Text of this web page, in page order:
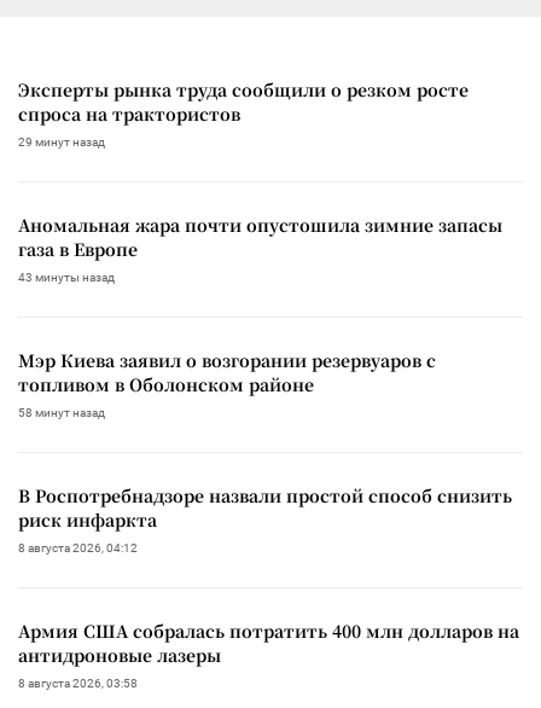
Эксперты рынка труда сообщили о резком росте
спроса на трактористов
29 минут назад
Аномальная жара почти опустошила зимние запасы
газа в Европе
43 минуты назад
Мэр Киева заявил о возгорании резервуаров с
топливом в Оболонском районе
58 минут назад
В Роспотребнадзоре назвали простой способ снизить
риск инфаркта
8 августа 2026, 04:12
Армия США собралась потратить 400 млн долларов на
антидроновые лазеры
8 августа 2026, 03:58